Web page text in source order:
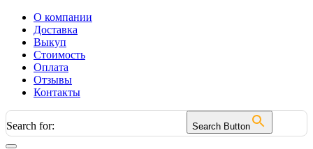
О компании
Доставка
Выкуп
Стоимость
Оплата
Отзывы
Контакты
Search for: Search Button